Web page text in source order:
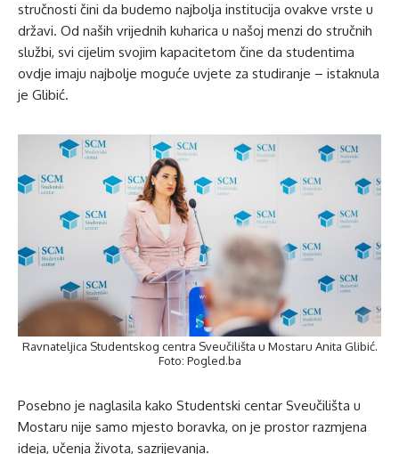
stručnosti čini da budemo najbolja institucija ovakve vrste u
državi. Od naših vrijednih kuharica u našoj menzi do stručnih
službi, svi cijelim svojim kapacitetom čine da studentima
ovdje imaju najbolje moguće uvjete za studiranje – istaknula
je Glibić.
Ravnateljica Studentskog centra Sveučilišta u Mostaru Anita Glibić.
Foto: Pogled.ba
Posebno je naglasila kako Studentski centar Sveučilišta u
Mostaru nije samo mjesto boravka, on je prostor razmjena
ideja, učenja života, sazrijevanja.